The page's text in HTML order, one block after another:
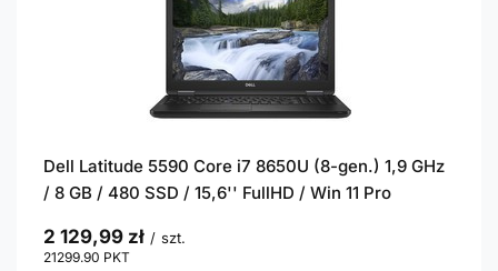
Dell Latitude 5590 Core i7 8650U (8-gen.) 1,9 GHz
/ 8 GB / 480 SSD / 15,6'' FullHD / Win 11 Pro
2 129,99 zł / szt.
21299.90 PKT